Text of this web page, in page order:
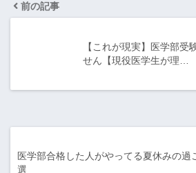
前の記事
【これが現実】医学部受
せん【現役医学生が理…
医学部合格した人がやってる夏休みの過
選